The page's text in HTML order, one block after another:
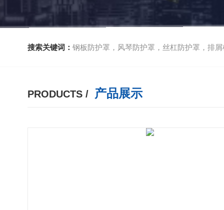
搜索关键词： 钢板防护罩，风琴防护罩，丝杠防护罩，排屑机
PRODUCTS / 产品展示